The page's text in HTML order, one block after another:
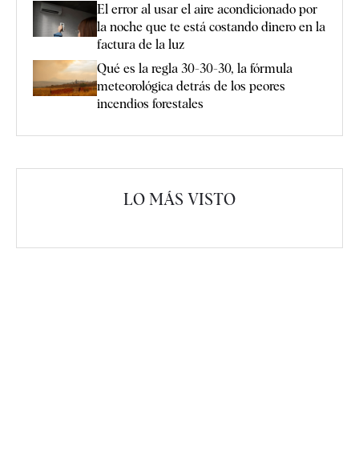
El error al usar el aire acondicionado por
la noche que te está costando dinero en la
factura de la luz
Qué es la regla 30-30-30, la fórmula
meteorológica detrás de los peores
incendios forestales
LO MÁS VISTO